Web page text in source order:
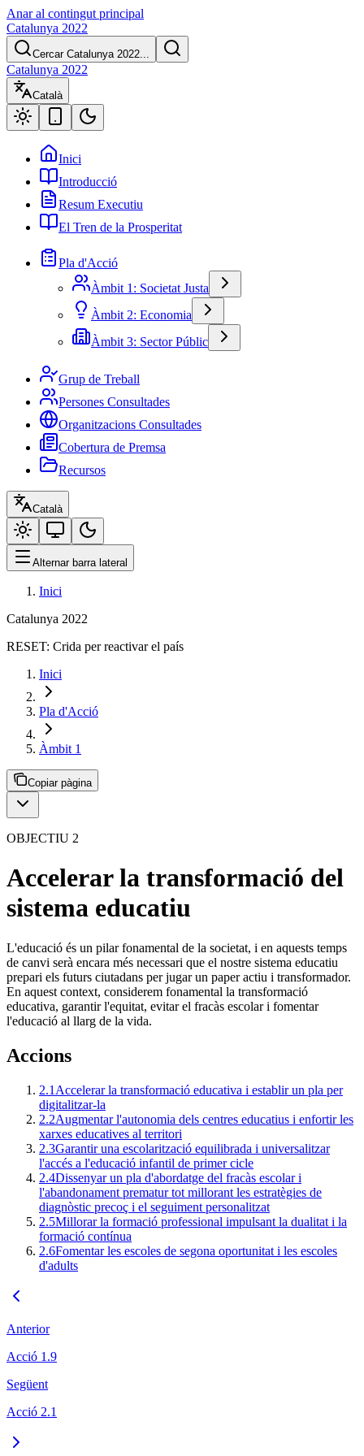
Anar al contingut principal
Catalunya 2022
Cercar Catalunya 2022...
Catalunya 2022
Català
Inici
Introducció
Resum Executiu
El Tren de la Prosperitat
Pla d'Acció
Àmbit 1: Societat Justa
Àmbit 2: Economia
Àmbit 3: Sector Públic
Grup de Treball
Persones Consultades
Organitzacions Consultades
Cobertura de Premsa
Recursos
Català
Alternar barra lateral
Inici
Catalunya 2022
RESET: Crida per reactivar el país
Inici
Pla d'Acció
Àmbit 1
Copiar pàgina
OBJECTIU 2
Accelerar la transformació del
sistema educatiu
L'educació és un pilar fonamental de la societat, i en aquests temps
de canvi serà encara més necessari que el nostre sistema educatiu
prepari els futurs ciutadans per jugar un paper actiu i transformador.
En aquest context, considerem fonamental la transformació
educativa, garantir l'equitat, evitar el fracàs escolar i fomentar
l'educació al llarg de la vida.
Accions
2.1 Accelerar la transformació educativa i establir un pla per
digitalitzar-la
2.2Augmentar l'autonomia dels centres educatius i enfortir les
xarxes educatives al territori
2.3Garantir una escolarització equilibrada i universalitzar
l'accés a l'educació infantil de primer cicle
2.4Dissenyar un pla d'abordatge del fracàs escolar i
l'abandonament prematur tot millorant les estratègies de
diagnòstic precoç i el seguiment personalitzat
2.5Millorar la formació professional impulsant la dualitat i la
formació contínua
2.6Fomentar les escoles de segona oportunitat i les escoles
d'adults
Anterior
Acció 1.9
Següent
Acció 2.1